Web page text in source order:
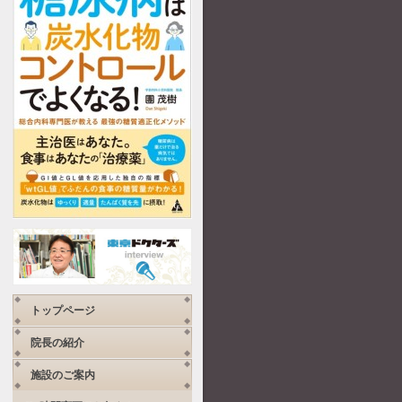
トップページ
院長の紹介
施設のご案内